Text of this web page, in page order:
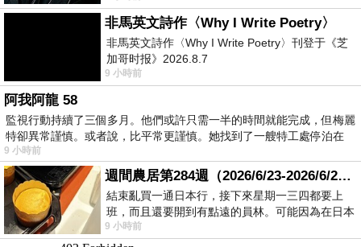
非馬英文詩作〈Why I Write Poetry〉
非馬英文詩作〈Why I Write Poetry〉刊登于《芝
加哥时报》2026.8.7
9 小時前
阿我阿龍 58
監視行動持續了三個多月。他們或許只需一半的時間就能完成，但梅麗
特卻異常謹慎。或者說，比平常更謹慎。她找到了一艘特工處停泊在
9 小時前
週間農居第284週（2026/6/23-2026/6/24) 夏至 金黃稻浪洋溢豐收喜悅
結束亂買一通日本行，接下來星期一三四都要上
班，而且還要開到有點遠的員林。可能因為在日本
花不少錢，星期一出門上班時，心裡沒有一
9 小時前